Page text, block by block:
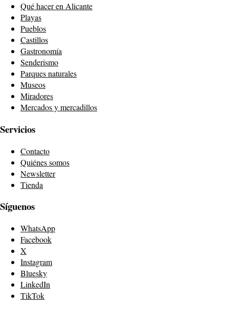
Qué hacer en Alicante
Playas
Pueblos
Castillos
Gastronomía
Senderismo
Parques naturales
Museos
Miradores
Mercados y mercadillos
Servicios
Contacto
Quiénes somos
Newsletter
Tienda
Síguenos
WhatsApp
Facebook
X
Instagram
Bluesky
LinkedIn
TikTok